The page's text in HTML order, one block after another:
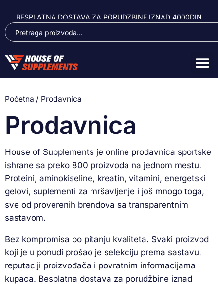
BESPLATNA DOSTAVA ZA PORUDZBINE IZNAD 4000DIN
Početna / Prodavnica
Prodavnica
House of Supplements je online prodavnica sportske
ishrane sa preko 800 proizvoda na jednom mestu.
Proteini, aminokiseline, kreatin, vitamini, energetski
gelovi, suplementi za mršavljenje i još mnogo toga,
sve od proverenih brendova sa transparentnim
sastavom.
Bez kompromisa po pitanju kvaliteta. Svaki proizvod
koji je u ponudi prošao je selekciju prema sastavu,
reputaciji proizvođača i povratnim informacijama
kupaca. Besplatna dostava za porudžbine iznad